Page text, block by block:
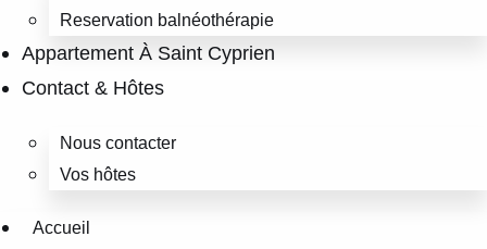
Reservation balnéothérapie
Appartement À Saint Cyprien
Contact & Hôtes
Nous contacter
Vos hôtes
Accueil